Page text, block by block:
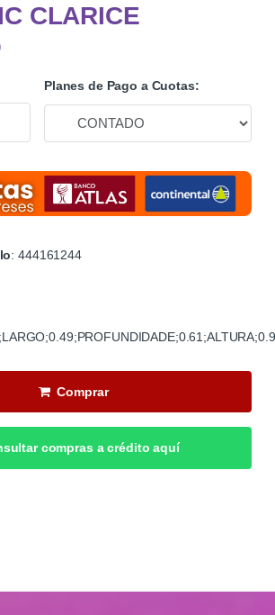
CLARICE
Planes de Pago a Cuotas:
: 444161244
Comprar
compras a crédito aquí